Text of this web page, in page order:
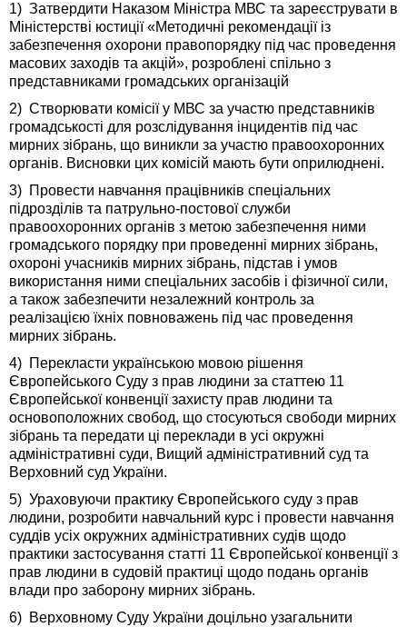
1) Затвердити Наказом Міністра МВС та зареєструвати в
Міністерстві юстиції «Методичні рекомендації із
забезпечення охорони правопорядку під час проведення
масових заходів та акцій», розроблені спільно з
представниками громадських організацій
2) Створювати комісії у МВС за участю представників
громадськості для розслідування інцидентів під час
мирних зібрань, що виникли за участю правоохоронних
органів. Висновки цих комісій мають бути оприлюднені.
3) Провести навчання працівників спеціальних
підрозділів та патрульно-постової служби
правоохоронних органів з метою забезпечення ними
громадського порядку при проведенні мирних зібрань,
охороні учасників мирних зібрань, підстав і умов
використання ними спеціальних засобів і фізичної сили,
а також забезпечити незалежний контроль за
реалізацією їхніх повноважень під час проведення
мирних зібрань.
4) Перекласти українською мовою рішення
Європейського Суду з прав людини за статтею 11
Європейської конвенції захисту прав людини та
основоположних свобод, що стосуються свободи мирних
зібрань та передати ці переклади в усі окружні
адміністративні суди, Вищий адміністративний суд та
Верховний суд України.
5) Ураховуючи практику Європейського суду з прав
людини, розробити навчальний курс і провести навчання
суддів усіх окружних адміністративних судів щодо
практики застосування статті 11 Європейської конвенції з
прав людини в судовій практиці щодо подань органів
влади про заборону мирних зібрань.
6) Верховному Суду України доцільно узагальнити